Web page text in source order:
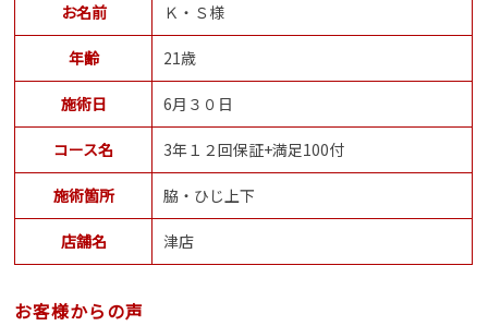
お名前 Ｋ・Ｓ様
年齢 21歳
施術日 6月３０日
コース名 3年１２回保証+満足100付
施術箇所 脇・ひじ上下
店舗名 津店
お客様からの声